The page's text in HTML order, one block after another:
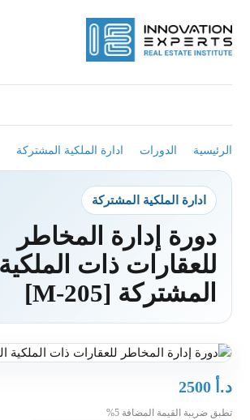
الرئيسية الدورات ادارة الملكية المشتركة
ادارة الملكية المشتركة
دورة إدارة المخاطر
للعقارات ذات الملكية
المشتركة [M-205]
د.أ 2500
تطبق ضريبة القيمة المضافة 5%